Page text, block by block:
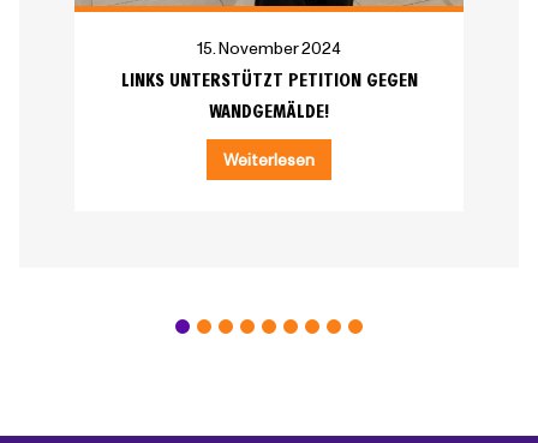
15. November 2024
LINKS UNTERSTÜTZT PETITION GEGEN
WANDGEMÄLDE!
Weiterlesen